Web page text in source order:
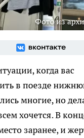
Фото из
когда вас
в поезде
многие, но
хочется. В
заранее, и